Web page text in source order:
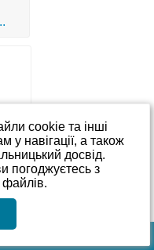
cookie та інші
у навігації, а також
досвід.
погоджуєтесь з